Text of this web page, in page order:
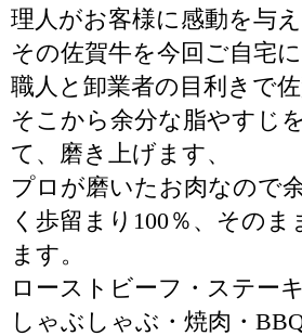
理人がお客様に感動を与え
その佐賀牛を今回ご自宅
職人と卸業者の目利きで佐
そこから余分な脂やすじ
て、磨き上げます、
プロが磨いたお肉なので
く歩留まり100％、そのま
ます。
ローストビーフ・ステー
しゃぶしゃぶ・焼肉・